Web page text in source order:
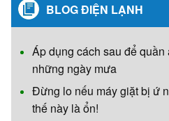
BLOG ĐIỆN LẠNH
Áp dụng cách sau để
những ngày mưa
Đừng lo nếu máy giặt bị ứ
thế này là ổn!